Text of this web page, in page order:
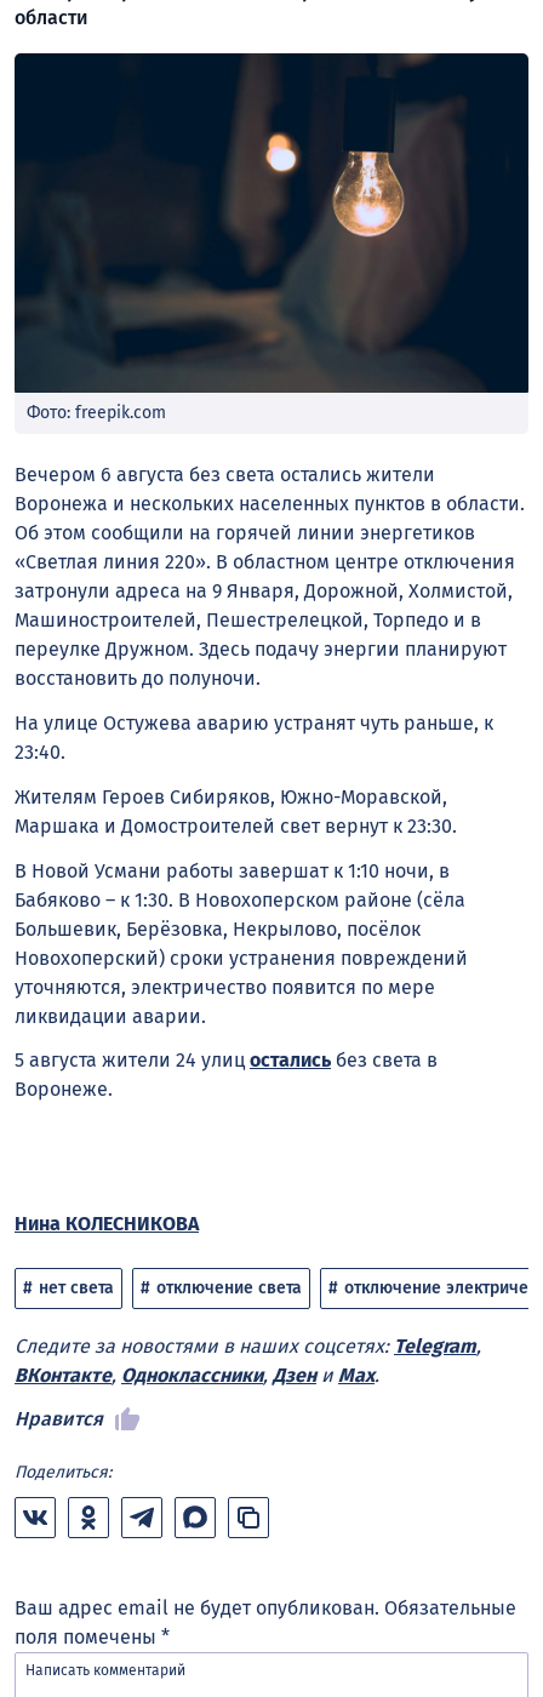
области
Фото: freepik.com
Вечером 6 августа без света остались жители
Воронежа и нескольких населенных пунктов в области.
Об этом сообщили на горячей линии энергетиков
«Светлая линия 220». В областном центре отключения
затронули адреса на 9 Января, Дорожной, Холмистой,
Машиностроителей, Пешестрелецкой, Торпедо и в
переулке Дружном. Здесь подачу энергии планируют
восстановить до полуночи.
На улице Остужева аварию устранят чуть раньше, к
23:40.
Жителям Героев Сибиряков, Южно-Моравской,
Маршака и Домостроителей свет вернут к 23:30.
В Новой Усмани работы завершат к 1:10 ночи, в
Бабяково – к 1:30. В Новохоперском районе (сёла
Большевик, Берёзовка, Некрылово, посёлок
Новохоперский) сроки устранения повреждений
уточняются, электричество появится по мере
ликвидации аварии.
5 августа жители 24 улицостались без света в
Воронеже.
Нина КОЛЕСНИКОВА
нет света отключение света отключение
Следите за новостями в наших соцсетях: Telegram,
ВКонтакте, Одноклассники, Дзени Max.
Нравится
Поделиться:
Ваш адрес email не будет опубликован. Обязательные
поля помечены *